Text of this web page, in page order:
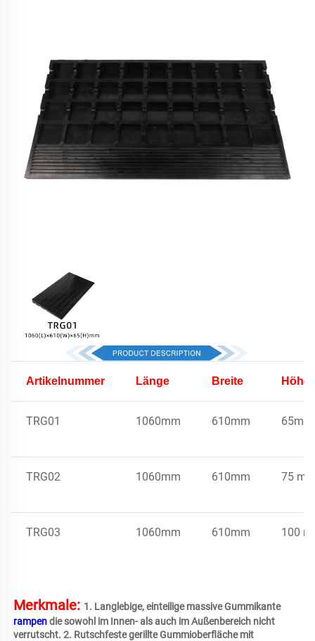
Artikelnummer Länge Breite Höhe
TRG01 1060mm 610mm 65mm
TRG02 1060mm 610mm 75
TRG03 1060mm 610mm 100
Merkmale:
1. Langlebige, einteilige massive Gummikante
rampen die sowohl im Innen- als auch im Außenbereich nicht
verrutscht. 2. Rutschfeste gerillte Gummioberfläche mit